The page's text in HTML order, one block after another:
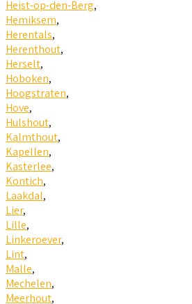
Heist-op-den-Berg,
Hemiksem,
Herentals,
Herenthout,
Herselt,
Hoboken,
Hoogstraten,
Hove,
Hulshout,
Kalmthout,
Kapellen,
Kasterlee,
Kontich,
Laakdal,
Lier,
Lille,
Linkeroever,
Lint,
Malle,
Mechelen,
Meerhout,